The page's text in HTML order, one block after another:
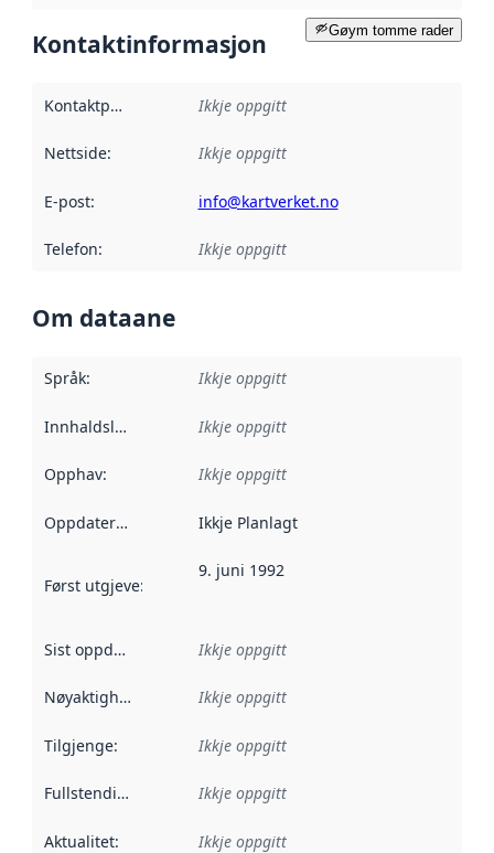
Gøym tomme rader
Kontaktinformasjon
Kontaktpunkt Ikkje oppgitt
Nettside: Ikkje oppgitt
E-post: info@kartverket.no
Telefon: Ikkje oppgitt
Om dataane
Språk: Ikkje oppgitt
Innhaldsleverandørar :
Ikkje oppgitt
Opphav: Ikkje oppgitt
Oppdateringsfrekvens :
Ikkje Planlagt
Først utgjeve: Denne datoen seier når dataa i dette
9. juni 1992
Sist oppdatert Ikkje oppgitt
Nøyaktigheit Ikkje oppgitt
Tilgjenge: Ikkje oppgitt
Fullstendigheit Ikkje oppgitt
Aktualitet: Ikkje oppgitt